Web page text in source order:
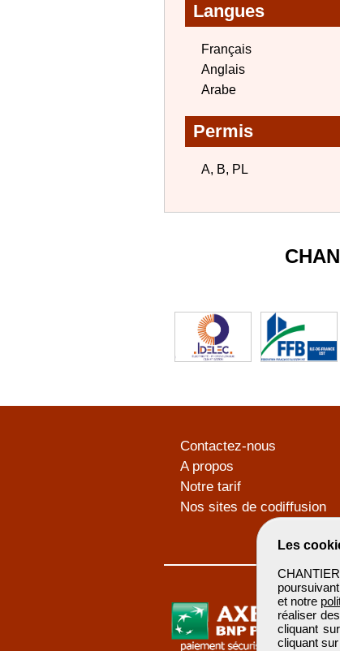
Langues
Français
Anglais
Arabe
Permis
A, B, PL
Les
et notre
réaliser
cliquant
cliquant
Contactez-nous
A propos
Notre tarif
Nos sites de codiffusion